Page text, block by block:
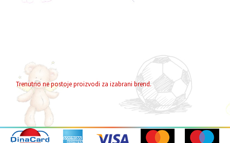
Trenutno ne postoje proizvodi za izabrani brend.